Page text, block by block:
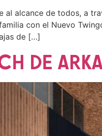
alcance de todos, a
con el Nuevo
de […]
DE